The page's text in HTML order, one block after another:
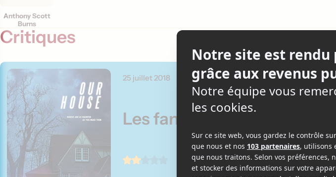
Anthony Scott
Burns
Critiques
25 juillet 2018
Les fantômes électriques